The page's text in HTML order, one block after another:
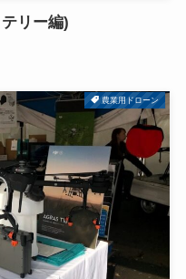
リー編)
農業用ドローン